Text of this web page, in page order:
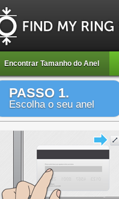
Encontrar Tamanho do Anel
PASSO 1.
Escolha o seu anel